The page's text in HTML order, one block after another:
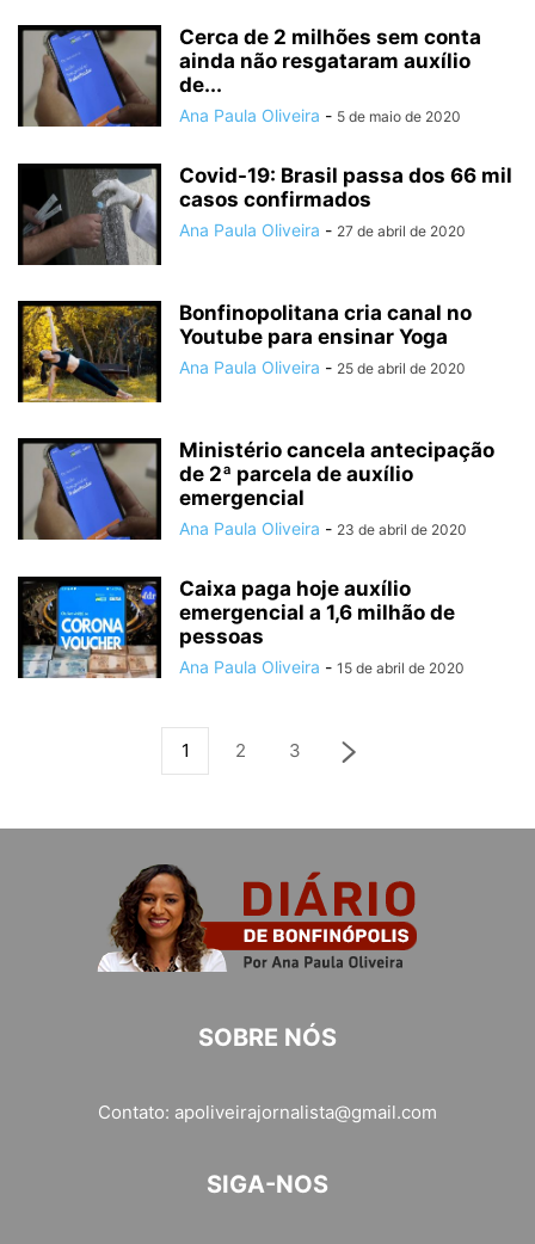
Cerca de 2 milhões sem conta
ainda não resgataram auxílio
de...
Ana Paula Oliveira - 5 de maio de 2020
Covid-19: Brasil passa dos 66 mil
casos confirmados
Ana Paula Oliveira - 27 de abril de 2020
Bonfinopolitana cria canal no
Youtube para ensinar Yoga
Ana Paula Oliveira - 25 de abril de 2020
Ministério cancela antecipação
de 2ª parcela de auxílio
emergencial
Ana Paula Oliveira - 23 de abril de 2020
Caixa paga hoje auxílio
emergencial a 1,6 milhão de
pessoas
Ana Paula Oliveira - 15 de abril de 2020
1 2 3
SOBRE NÓS
Contato: apoliveirajornalista@gmail.com
SIGA-NOS